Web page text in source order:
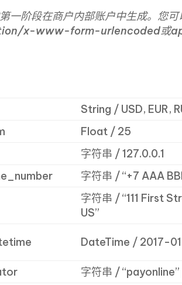
一阶段在商户内部账户中生成。您
x-www-form-urlencoded或
String / USD, EUR,
Float / 25
字符串 / 127.0.0.1
字符串 / “+7 AAA
字符串 / “111 First
US”
DateTime / 2017-
字符串 /